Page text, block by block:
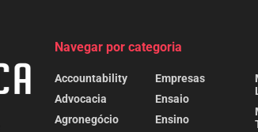
Navegar por categoria
Accountability
Advocacia
Agronegócio
Empresas
Ensaio
Ensino